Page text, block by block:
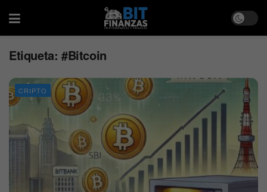
Etiqueta: #Bitcoin
CRIPTO